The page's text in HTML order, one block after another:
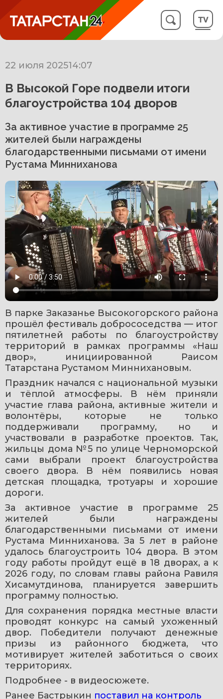
22 июля 202514:07
В Высокой Горе подвели итоги
благоустройства 104 дворов
За активное участие в программе 25
жителей были награждены
благодарственными письмами от имени
Рустама Минниханова
В парке Заказанье Высокогорского района
прошёл фестиваль добрососедства — итог
пятилетней работы по благоустройству
территорий в рамках программы «Наш
двор», инициированной Раисом
Татарстана Рустамом Миннихановым.
Праздник начался с национальной музыки
и тёплой атмосферы. В нём приняли
участие глава района, активные жители и
волонтёры, которые не только
поддерживали программу, но и
участвовали в разработке проектов. Так,
жильцы дома №5 по улице Черноморской
сами выбрали проект благоустройства
своего двора. В нём появились новая
детская площадка, тротуары и хорошие
дороги.
За активное участие в программе 25
жителей были награждены
благодарственными письмами от имени
Рустама Минниханова. За 5 лет в районе
удалось благоустроить 104 двора. В этом
году работы пройдут ещё в 18 дворах, а к
2026 году, по словам главы района Равиля
Хисамутдинова, планируется завершить
программу полностью.
Для сохранения порядка местные власти
проводят конкурс на самый ухоженный
двор. Победители получают денежные
призы из районного бюджета, что
мотивирует жителей заботиться о своих
территориях.
Подробнее - в видеосюжете.
Ранее Бастрыкин поставил на контроль